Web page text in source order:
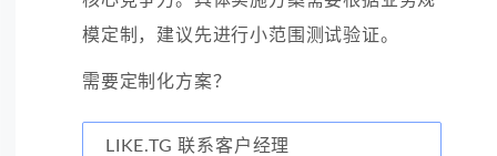
模定制，建议先进行小范围测试验证。
需要定制化方案？
LIKE.TG 联系客户经理